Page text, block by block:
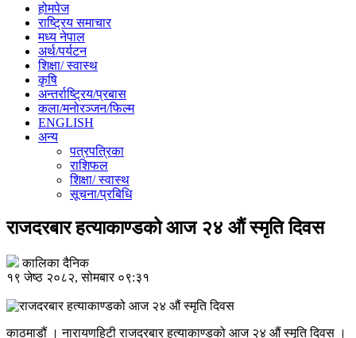
होमपेज
राष्ट्रिय समाचार
मध्य नेपाल
अर्थ/पर्यटन
शिक्षा/ स्वास्थ
कृषि
अन्तर्राष्ट्रिय/प्रबास
कला/मनोरञ्जन/फिल्म
ENGLISH
अन्य
पत्रपत्रिका
राशिफल
शिक्षा/ स्वास्थ
सूचना/प्रबिधि
राजदरबार हत्याकाण्डको आज २४ औं स्मृति दिवस
कालिका दैनिक
१९ जेष्ठ २०८२, सोमबार ०९:३१
काठमाडौं । नारायणहिटी राजदरबार हत्याकाण्डको आज २४ औं स्मृति दिवस ।